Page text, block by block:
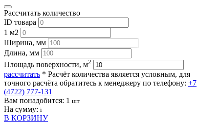
Рассчитать количество
ID товара
1 м2
Ширина, мм
Длина, мм
Площадь поверхности, м2
рассчитать * Расчёт количества является условным, для
точного расчёта обратитесь к менеджеру по телефону: +7
(4722) 777-131
Вам понадобится: 1 шт
На сумму: i
В КОРЗИНУ